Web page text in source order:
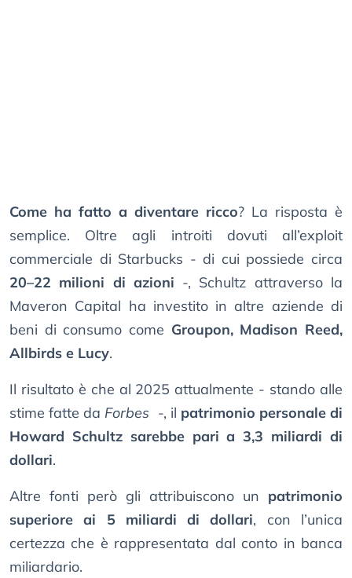
Come ha fatto a diventare ricco? La risposta è
semplice. Oltre agli introiti dovuti all’exploit
commerciale di Starbucks - di cui possiede circa
20–22 milioni di azioni -, Schultz attraverso la
Maveron Capital ha investito in altre aziende di
beni di consumo come Groupon, Madison Reed,
Allbirds e Lucy.
Il risultato è che al 2025 attualmente - stando alle
stime fatte da Forbes -, il patrimonio personale di
Howard Schultz sarebbe pari a 3,3 miliardi di
dollari.
Altre fonti però gli attribuiscono un patrimonio
superiore ai 5 miliardi di dollari, con l’unica
certezza che è rappresentata dal conto in banca
miliardario.